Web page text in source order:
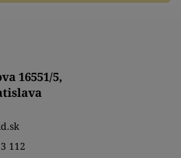
16551/5,
112